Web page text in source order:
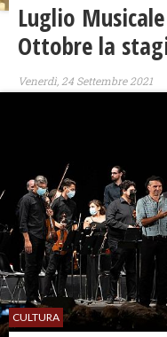
Luglio
Ottobre la
Venerdì, 24 Settembre 2021
CULTURA